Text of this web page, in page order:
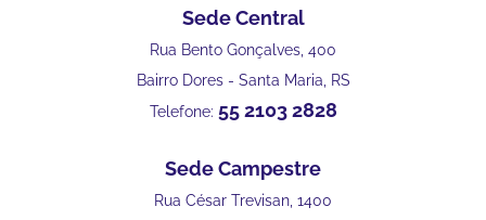
Sede Central
Rua Bento Gonçalves, 400
Bairro Dores - Santa Maria, RS
Telefone: 55 2103 2828
Sede Campestre
Rua César Trevisan, 1400